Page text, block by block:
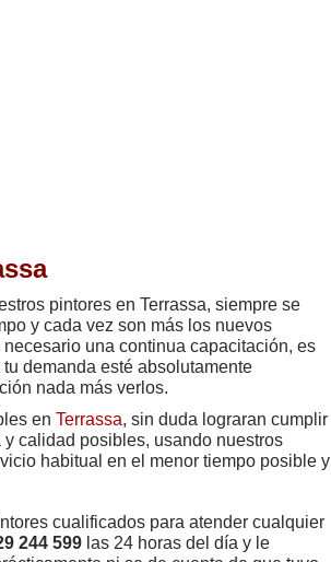
pintores en Terrassa, siempre se
y cada vez son más los nuevos
una continua capacitación, es
demanda esté absolutamente
nada más verlos.
en Terrassa, sin duda lograran cumplir
calidad posibles, usando nuestros
habitual en el menor tiempo posible y
cualificados para atender cualquier
244 599 las 24 horas del día y le